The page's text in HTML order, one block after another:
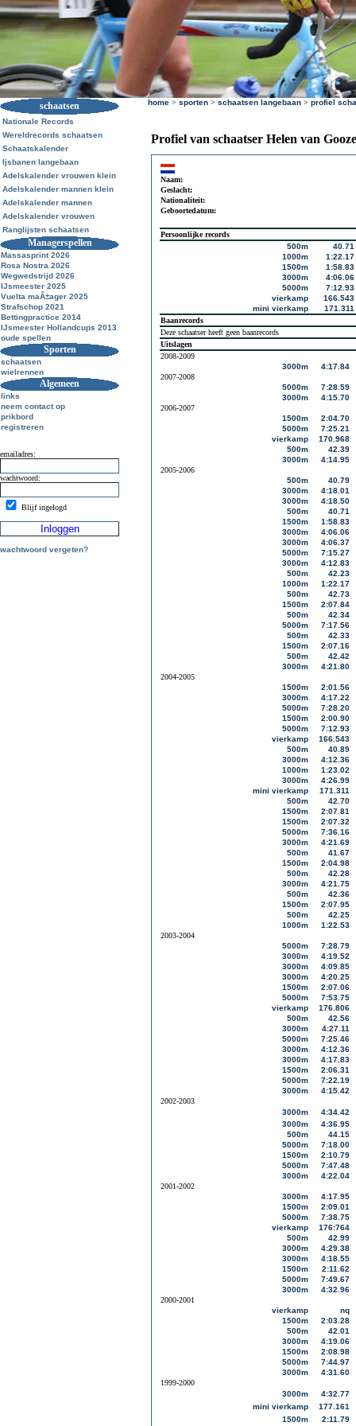
schaatsen
Nationale Records
Wereldrecords schaatsen
Schaatskalender
Ijsbanen langebaan
Adelskalender vrouwen klein
Adelskalender mannen klein
Adelskalender mannen
Adelskalender vrouwen
Ranglijsten schaatsen
Managerspellen
Massasprint 2026
Rosa Nostra 2026
Wegwedstrijd 2026
IJsmeester 2025
Vuelta maÃ±ager 2025
Strafschop 2021
Bettingpractice 2014
IJsmeester Hollandcups 2013
oude spellen
Sporten
schaatsen
wielrennen
Algemeen
links
neem contact op
prikbord
registreren
emailadres:
wachtwoord:
Blijf ingelogd
wachtwoord vergeten?
home > sporten > schaatsen langebaan > profiel
Profiel van schaatser Helen van
Naam:
Geslacht:
Nationaliteit:
Geboortedatum:
Persoonlijke records
500m
40.71
1000m
1:22.17
1500m
1:58.83
3000m
4:06.06
5000m
7:12.93
vierkamp
166.543
mini vierkamp
171.311
Baanrecords
Deze schaatser heeft geen baanrecords
Uitslagen
2008-2009
3000m
4:17.84
2007-2008
5000m
7:28.59
3000m
4:15.70
2006-2007
1500m
2:04.70
5000m
7:25.21
vierkamp
170.968
500m
42.39
3000m
4:14.95
2005-2006
500m
40.79
3000m
4:18.01
3000m
4:18.50
500m
40.71
1500m
1:58.83
3000m
4:06.06
3000m
4:06.37
5000m
7:15.27
3000m
4:12.83
500m
42.23
1000m
1:22.17
500m
42.73
1500m
2:07.84
500m
42.34
5000m
7:17.56
500m
42.33
1500m
2:07.16
500m
42.42
3000m
4:21.80
2004-2005
1500m
2:01.56
3000m
4:17.22
5000m
7:28.20
1500m
2:00.90
5000m
7:12.93
vierkamp
166.543
500m
40.89
3000m
4:12.36
1000m
1:23.02
3000m
4:26.99
mini vierkamp
171.311
500m
42.70
1500m
2:07.81
1500m
2:07.32
5000m
7:36.16
3000m
4:21.69
500m
41.67
1500m
2:04.98
500m
42.28
3000m
4:21.75
500m
42.36
1500m
2:07.95
500m
42.25
1000m
1:22.53
2003-2004
5000m
7:28.79
3000m
4:19.52
3000m
4:09.85
3000m
4:20.25
1500m
2:07.06
5000m
7:53.75
vierkamp
176.806
500m
42.56
3000m
4:27.11
5000m
7:25.46
3000m
4:12.36
3000m
4:17.83
1500m
2:06.31
5000m
7:22.19
3000m
4:15.42
2002-2003
3000m
4:34.42
3000m
4:36.95
500m
44.15
5000m
7:18.00
1500m
2:10.79
5000m
7:47.48
3000m
4:22.04
2001-2002
3000m
4:17.95
1500m
2:09.01
5000m
7:38.75
vierkamp
176:764
500m
42.99
3000m
4:29.38
3000m
4:18.55
1500m
2:11.62
5000m
7:49.67
3000m
4:32.96
2000-2001
vierkamp
nq
1500m
2:03.28
500m
42.01
3000m
4:19.06
1500m
2:08.98
5000m
7:44.97
3000m
4:31.60
1999-2000
3000m
4:32.77
mini vierkamp
177.161
1500m
2:11.79